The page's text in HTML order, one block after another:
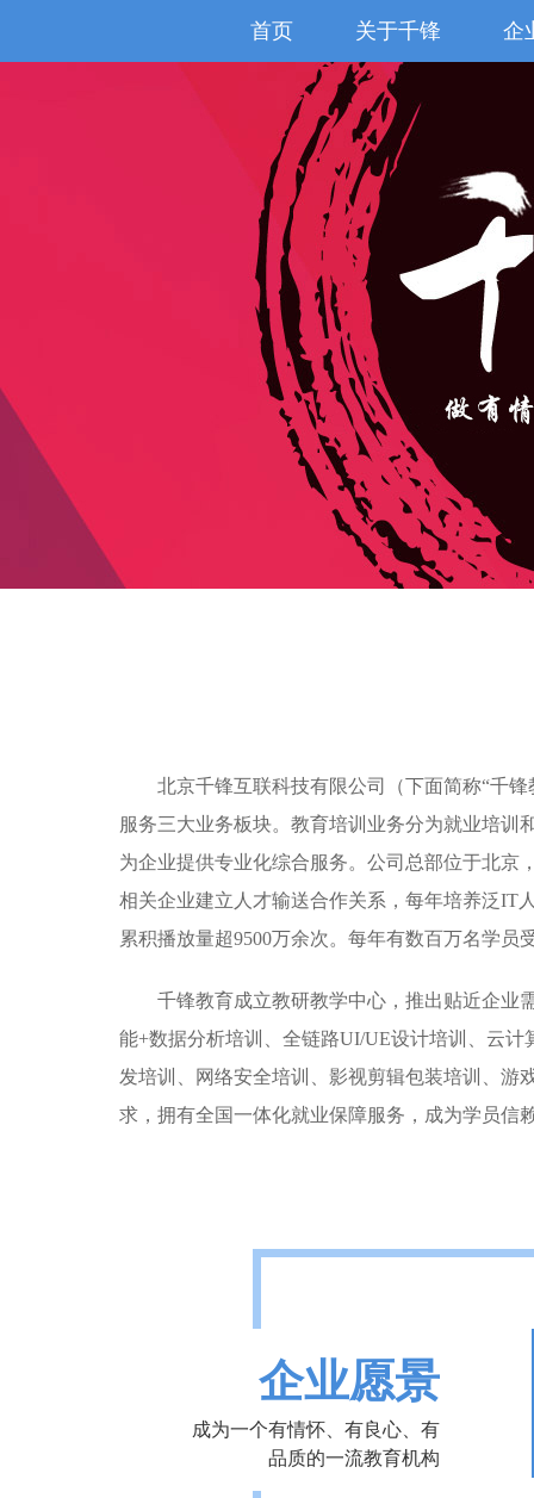
首页 关于千锋 企
北京千锋互联科技有限公司（下面简称“千
服务三大业务板块。教育培训业务分为就业培
为企业提供专业化综合服务。公司总部位于北京
相关企业建立人才输送合作关系，每年培养泛IT
累积播放量超9500万余次。每年有数百万名学
千锋教育成立教研教学中心，推出贴近企业
能+数据分析培训、全链路UI/UE设计培训、云
发培训、网络安全培训、影视剪辑包装培训、游
求，拥有全国一体化就业保障服务，成为学员信
企业愿景
成为一个有情怀、有良心、有
品质的一流教育机构